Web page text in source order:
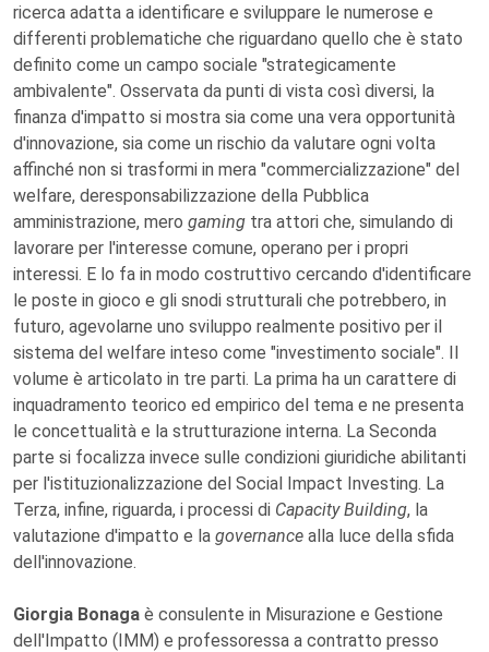
ricerca adatta a identificare e sviluppare le numerose e
differenti problematiche che riguardano quello che è stato
definito come un campo sociale "strategicamente
ambivalente". Osservata da punti di vista così diversi, la
finanza d'impatto si mostra sia come una vera opportunità
d'innovazione, sia come un rischio da valutare ogni volta
affinché non si trasformi in mera "commercializzazione" del
welfare, deresponsabilizzazione della Pubblica
amministrazione, mero gaming tra attori che, simulando di
lavorare per l'interesse comune, operano per i propri
interessi. E lo fa in modo costruttivo cercando d'identificare
le poste in gioco e gli snodi strutturali che potrebbero, in
futuro, agevolarne uno sviluppo realmente positivo per il
sistema del welfare inteso come "investimento sociale". Il
volume è articolato in tre parti. La prima ha un carattere di
inquadramento teorico ed empirico del tema e ne presenta
le concettualità e la strutturazione interna. La Seconda
parte si focalizza invece sulle condizioni giuridiche abilitanti
per l'istituzionalizzazione del Social Impact Investing. La
Terza, infine, riguarda, i processi di Capacity Building, la
valutazione d'impatto e la governance alla luce della sfida
dell'innovazione.
Giorgia Bonaga è consulente in Misurazione e Gestione
dell'Impatto (IMM) e professoressa a contratto presso